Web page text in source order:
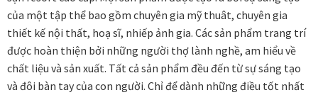
in tranh mica
Khung ảnh
Khung ảnh cưới
của một tập thể bao gồm chuyên gia mỹ thuât, chuyên gia
thiết kế nội thất, hoạ sĩ, nhiếp ảnh gia. Các sản phẩm trang trí
được hoàn thiện bởi những người thợ lành nghề, am hiểu về
chất liệu và sản xuất. Tất cả sản phẩm đều đến từ sự sáng tạo
và đôi bàn tay của con người. Chỉ để dành những điều tốt nhất